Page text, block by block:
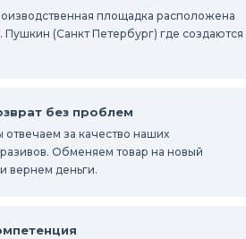
Roloc™
абразивные губки, бруски
звезды Конволютные круги
площадка расположена
Пушкин (Санкт Петербург) где
без проблем
отвечаем за качество наших
Обменяем товар на новый
вернем деньги.